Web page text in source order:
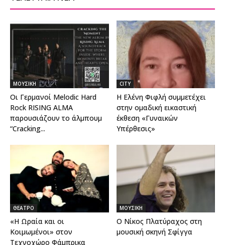
ΜΟΥΣΙΚΗ
Οι Γερμανοί Melodic Hard
Rock RISING ALMA
παρουσιάζουν το άλμπουμ
“Cracking...
CITY
Η Ελένη Φιφλή συμμετέχει
στην ομαδική εικαστική
έκθεση «Γυναικών
Υπέρθεσις»
ΘΕΑΤΡΟ
«Η Ωραία και οι
Κοιμωμένοι» στον
Τεχνοχώρο Φάμπρικα
ΜΟΥΣΙΚΗ
Ο Νίκος Πλατύραχος στη
μουσική σκηνή Σφίγγα